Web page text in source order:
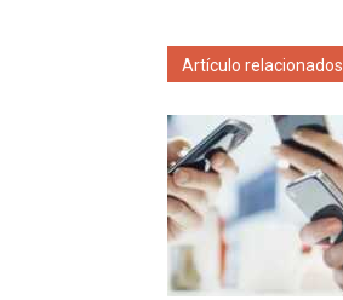
Artículo relacionados